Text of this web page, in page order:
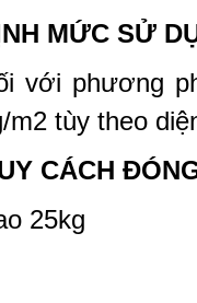
MỨC SỬ
với phương
m2 tùy theo
CÁCH
25kg